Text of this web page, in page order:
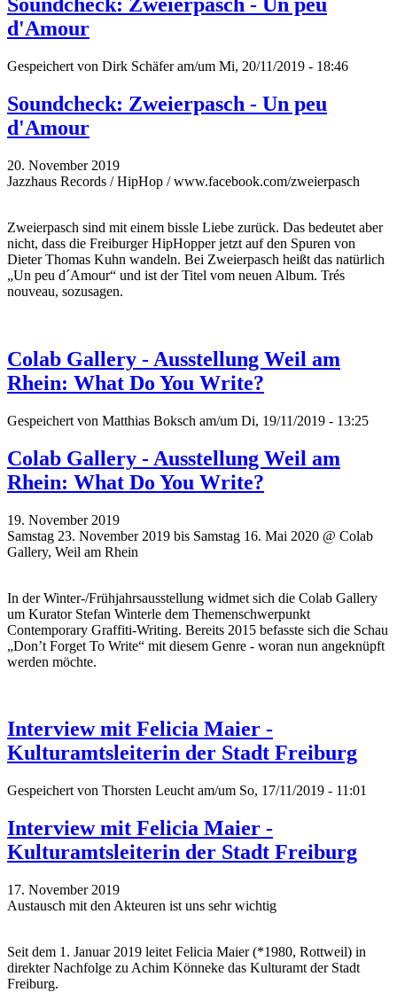
Soundcheck: Zweierpasch - Un peu
d'Amour
Gespeichert von Dirk Schäferam/um Mi, 20/11/2019 - 18:46
Soundcheck: Zweierpasch - Un peu
d'Amour
20. November 2019
Jazzhaus Records / HipHop / www.facebook.com/zweierpasch
Zweierpasch sind mit einem bissle Liebe zurück. Das bedeutet aber
nicht, dass die Freiburger HipHopper jetzt auf den Spuren von
Dieter Thomas Kuhn wandeln. Bei Zweierpasch heißt das natürlich
„Un peu d´Amour“ und ist der Titel vom neuen Album. Trés
nouveau, sozusagen.
Colab Gallery - Ausstellung Weil am
Rhein: What Do You Write?
Gespeichert von Matthias Boksch am/um Di, 19/11/2019 - 13:25
Colab Gallery - Ausstellung Weil am
Rhein: What Do You Write?
19. November 2019
Samstag 23. November 2019 bis Samstag 16. Mai 2020 @ Colab
Gallery, Weil am Rhein
In der Winter-/Frühjahrsausstellung widmet sich die Colab Gallery
um Kurator Stefan Winterle dem Themenschwerpunkt
Contemporary Graffiti-Writing. Bereits 2015 befasste sich die Schau
„Don’t Forget To Write“ mit diesem Genre - woran nun angeknüpft
werden möchte.
Interview mit Felicia Maier -
Kulturamtsleiterin der Stadt Freiburg
Gespeichert von Thorsten Leucht am/um So, 17/11/2019 - 11:01
Interview mit Felicia Maier -
Kulturamtsleiterin der Stadt Freiburg
17. November 2019
Austausch mit den Akteuren ist uns sehr wichtig
Seit dem 1. Januar 2019 leitet Felicia Maier (*1980, Rottweil) in
direkter Nachfolge zu Achim Könneke das Kulturamt der Stadt
Freiburg.